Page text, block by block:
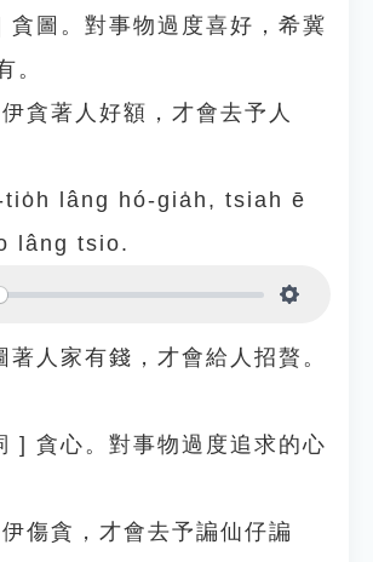
貪圖。對事物過度喜好，希冀
。
伊貪著人好額，才會去予人
tio̍h lâng hó-gia̍h, tsiah ē
lâng tsio.
著人家有錢，才會給人招贅。
] 貪心。對事物過度追求的心
伊傷貪，才會去予諞仙仔諞